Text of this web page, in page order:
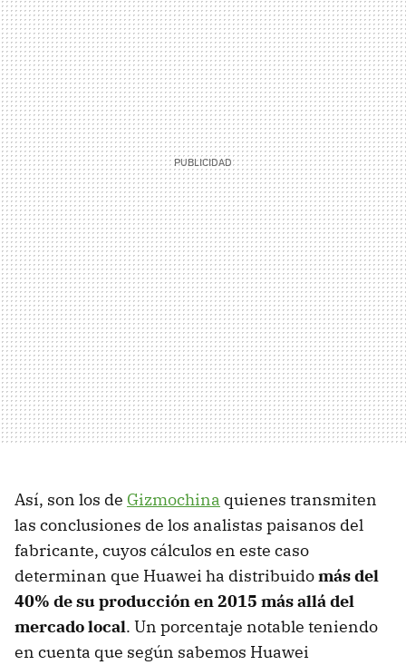
Así, son los de Gizmochina quienes transmiten
las conclusiones de los analistas paisanos del
fabricante, cuyos cálculos en este caso
determinan que Huawei ha distribuidomás del
40% de su producción en 2015 más allá del
mercado local. Un porcentaje notable teniendo
en cuenta que según sabemos Huawei